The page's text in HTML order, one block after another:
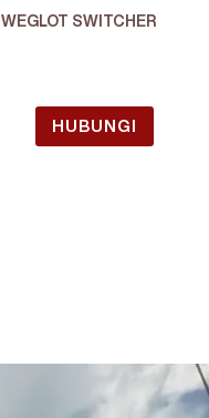
WEGLOT SWITCHER
HUBUNGI